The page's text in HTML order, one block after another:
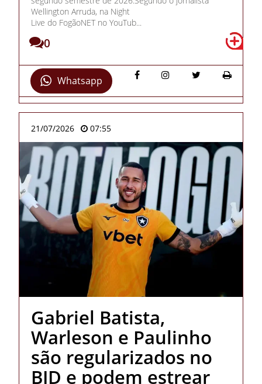
Wellington Arruda, na Night
Live do FogãoNET no YouTub...
0
Whatsapp
21/07/2026 07:55
Gabriel Batista,
Warleson e Paulinho
são regularizados no
BID e podem estrear